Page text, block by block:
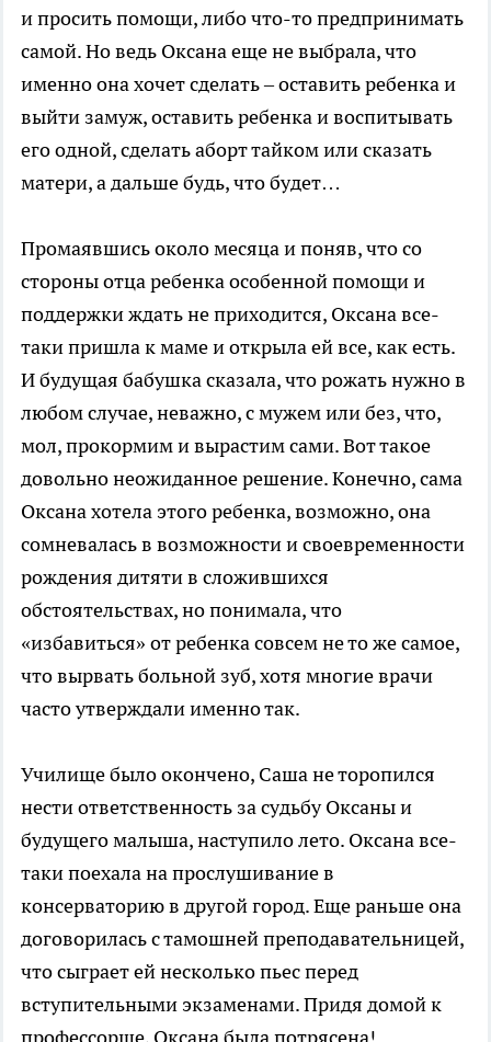
и просить помощи, либо что-то предпринимать
самой. Но ведь Оксана еще не выбрала, что
именно она хочет сделать – оставить ребенка и
выйти замуж, оставить ребенка и воспитывать
его одной, сделать аборт тайком или сказать
матери, а дальше будь, что будет…
Промаявшись около месяца и поняв, что со
стороны отца ребенка особенной помощи и
поддержки ждать не приходится, Оксана все-
таки пришла к маме и открыла ей все, как есть.
И будущая бабушка сказала, что рожать нужно в
любом случае, неважно, с мужем или без, что,
мол, прокормим и вырастим сами. Вот такое
довольно неожиданное решение. Конечно, сама
Оксана хотела этого ребенка, возможно, она
сомневалась в возможности и своевременности
рождения дитяти в сложившихся
обстоятельствах, но понимала, что
«избавиться» от ребенка совсем не то же самое,
что вырвать больной зуб, хотя многие врачи
часто утверждали именно так.
Училище было окончено, Саша не торопился
нести ответственность за судьбу Оксаны и
будущего малыша, наступило лето. Оксана все-
таки поехала на прослушивание в
консерваторию в другой город. Еще раньше она
договорилась с тамошней преподавательницей,
что сыграет ей несколько пьес перед
вступительными экзаменами. Придя домой к